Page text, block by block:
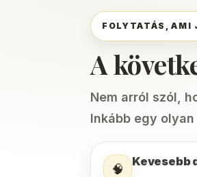
FOLYTATÁS, AMI
A
Nem arról szól,
Inkább egy
🧠
Kevesebb